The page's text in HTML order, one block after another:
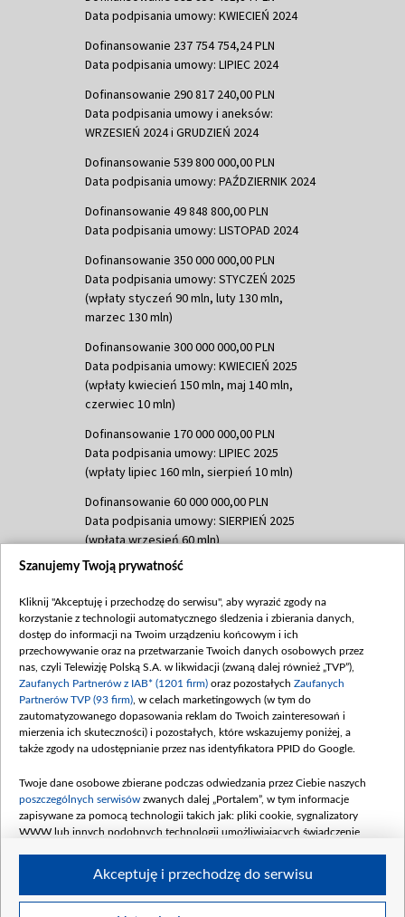
Data podpisania umowy: KWIECIEŃ 2024
Dofinansowanie 237 754 754,24 PLN
Data podpisania umowy: LIPIEC 2024
Dofinansowanie 290 817 240,00 PLN
Data podpisania umowy i aneksów:
WRZESIEŃ 2024 i GRUDZIEŃ 2024
Dofinansowanie 539 800 000,00 PLN
Data podpisania umowy: PAŹDZIERNIK 2024
Dofinansowanie 49 848 800,00 PLN
Data podpisania umowy: LISTOPAD 2024
Dofinansowanie 350 000 000,00 PLN
Data podpisania umowy: STYCZEŃ 2025
(wpłaty styczeń 90 mln, luty 130 mln,
marzec 130 mln)
Dofinansowanie 300 000 000,00 PLN
Data podpisania umowy: KWIECIEŃ 2025
(wpłaty kwiecień 150 mln, maj 140 mln,
czerwiec 10 mln)
Dofinansowanie 170 000 000,00 PLN
Data podpisania umowy: LIPIEC 2025
(wpłaty lipiec 160 mln, sierpień 10 mln)
Dofinansowanie 60 000 000,00 PLN
Data podpisania umowy: SIERPIEŃ 2025
(wpłata wrzesień 60 mln)
Dofinansowanie 635 783 051,21 PLN
(wpłata wrzesień 100 mln, październik 350
mln, listopad 265 mln)
Dofinansowanie 48 862 000,00 PLN
Data podpisania umowy: GRUDZIEŃ 2025
(wpłata grudzień 60,548 mln)
Dofinansowanie 900 000 000,00 PLN
Data podpisania umowy: LUTY 2026 (wpłata
kwiecień 180 mln, 7 maja 180 mln, 8
czerwca 90 mln)
Dofinansowanie 250 000 000,00 PLN
4 sierpnia 250 mln
Szanujemy Twoją prywatność
Kliknij "Akceptuję i przechodzę do serwisu", aby wyrazić zgody na
korzystanie z technologii automatycznego śledzenia i zbierania danych,
dostęp do informacji na Twoim urządzeniu końcowym i ich
przechowywanie oraz na przetwarzanie Twoich danych osobowych przez
nas, czyli Telewizję Polską S.A. w likwidacji (zwaną dalej również „TVP”),
Zaufanych Partnerów z IAB* (1201 firm) oraz pozostałych Zaufanych
Partnerów TVP (93 firm) , w celach marketingowych (w tym do
zautomatyzowanego dopasowania reklam do Twoich zainteresowań i
mierzenia ich skuteczności) i pozostałych, które wskazujemy poniżej, a
także zgody na udostępnianie przez nas identyfikatora PPID do Google.
Twoje dane osobowe zbierane podczas odwiedzania przez Ciebie naszych
poszczególnych serwisów zwanych dalej „Portalem”, w tym informacje
zapisywane za pomocą technologii takich jak: pliki cookie, sygnalizatory
WWW lub innych podobnych technologii umożliwiających świadczenie
Akceptuję i przechodzę do serwisu